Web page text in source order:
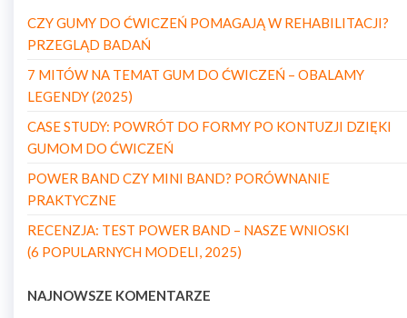
CZY GUMY DO ĆWICZEŃ POMAGAJĄ W REHABILITACJI?
PRZEGLĄD BADAŃ
7 MITÓW NA TEMAT GUM DO ĆWICZEŃ – OBALAMY
LEGENDY (2025)
CASE STUDY: POWRÓT DO FORMY PO KONTUZJI DZIĘKI
GUMOM DO ĆWICZEŃ
POWER BAND CZY MINI BAND? PORÓWNANIE
PRAKTYCZNE
RECENZJA: TEST POWER BAND – NASZE WNIOSKI
(6 POPULARNYCH MODELI, 2025)
NAJNOWSZE KOMENTARZE